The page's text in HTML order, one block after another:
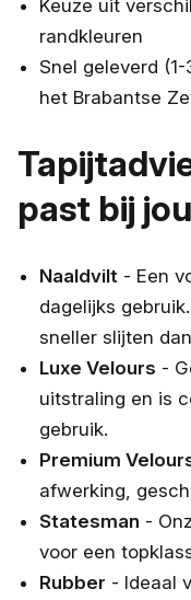
Keuze uit
randkleuren
Snel geleverd
het Brabantse
past bij
Naaldvilt - Een
dagelijks
sneller slijten
Luxe Velours -
uitstraling en is
gebruik.
Premium
afwerking,
Statesman -
voor een
Rubber - Ideaal